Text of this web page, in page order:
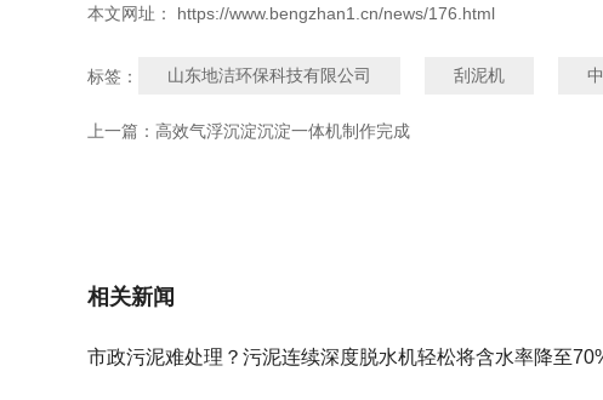
本文网址： https://www.bengzhan1.cn/news/176.html
标签： 山东地洁环保科技有限公司 刮泥机
上一篇： 高效气浮沉淀沉淀一体机制作完成
相关新闻
市政污泥难处理？污泥连续深度脱水机轻松将含水率降至